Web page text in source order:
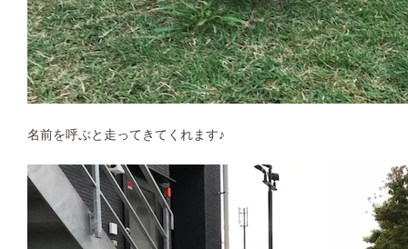
名前を呼ぶと走ってきてくれます♪